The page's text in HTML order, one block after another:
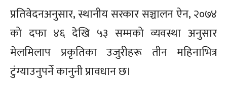
प्रतिवेदनअनुसार, स्थानीय सरकार सञ्चालन ऐन, २०७४
को दफा ४६ देखि ५३ सम्मको व्यवस्था अनुसार
मेलमिलाप प्रकृतिका उजुरीहरू तीन महिनाभित्र
टुंग्याउनुपर्ने कानुनी प्रावधान छ।